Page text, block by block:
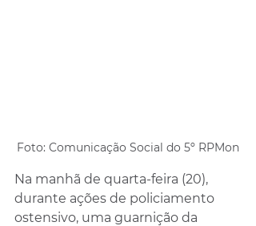
Foto: Comunicação Social do 5º RPMon
Na manhã de quarta-feira (20),
durante ações de policiamento
ostensivo, uma guarnição da